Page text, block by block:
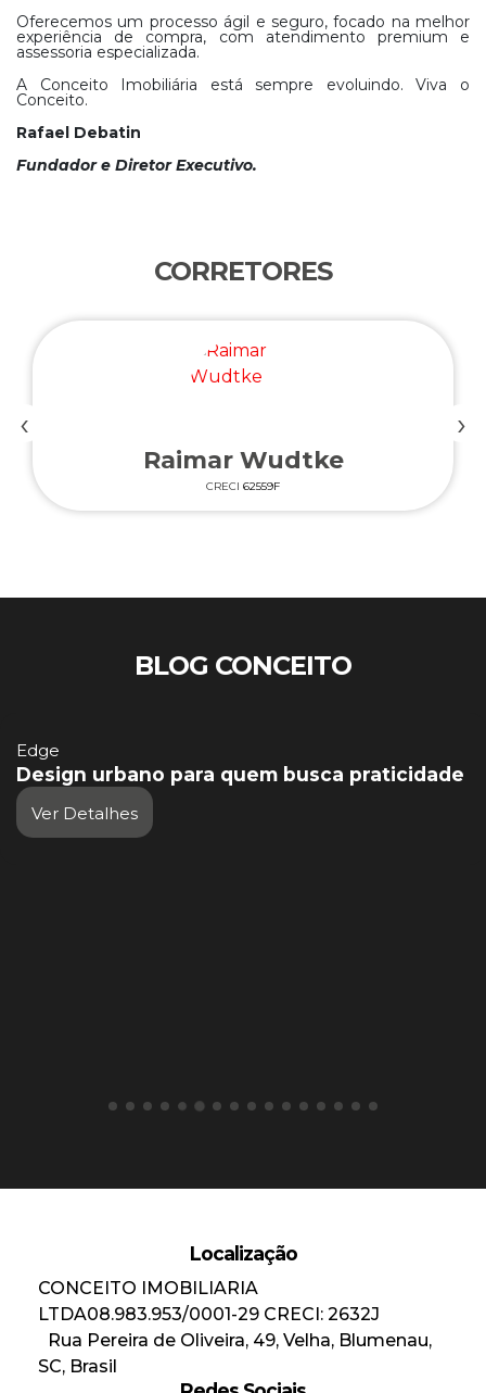
Oferecemos um processo ágil e seguro, focado na melhor
experiência de compra, com atendimento premium e
assessoria especializada.
A Conceito Imobiliária está sempre evoluindo. Viva o
Conceito.
Rafael Debatin
Fundador e Diretor Executivo.
CORRETORES
Raimar Wudtke
CRECI 62559F
‹ ›
BLOG CONCEITO
Edge
Design urbano para quem busca praticidade
Localização
CONCEITO IMOBILIARIA
LTDA08.983.953/0001-29 CRECI: 2632J
Rua Pereira de Oliveira, 49, Velha, Blumenau,
SC, Brasil